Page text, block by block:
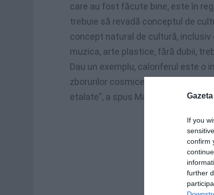
If you
confirm
further
care au fost făcute bine, este în
trebuie să revadă conceptul de
concept natural de cultură,
muzica, arte plastice, fără dubii,
Dau un exemplu, caloriferul este o
zborurilor cosmice, inventarea
etalate", a spus Marga, la